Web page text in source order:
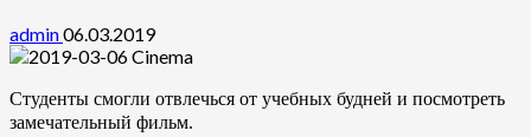
admin06.03.2019
Студенты смогли отвлечься от учебных будней и посмотреть
замечательный фильм.